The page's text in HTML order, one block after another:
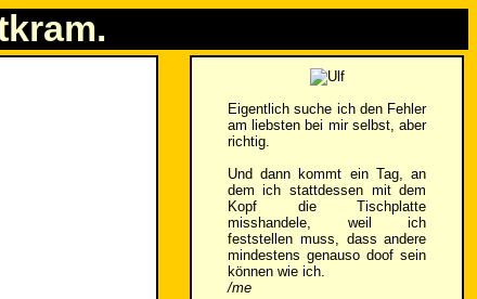
Eigentlich suche ich den Fehler
am liebsten bei mir selbst, aber
richtig.
Und dann kommt ein Tag, an
dem ich stattdessen mit dem
Kopf die Tischplatte
misshandele, weil ich
feststellen muss, dass andere
mindestens genauso doof sein
können wie ich.
/me